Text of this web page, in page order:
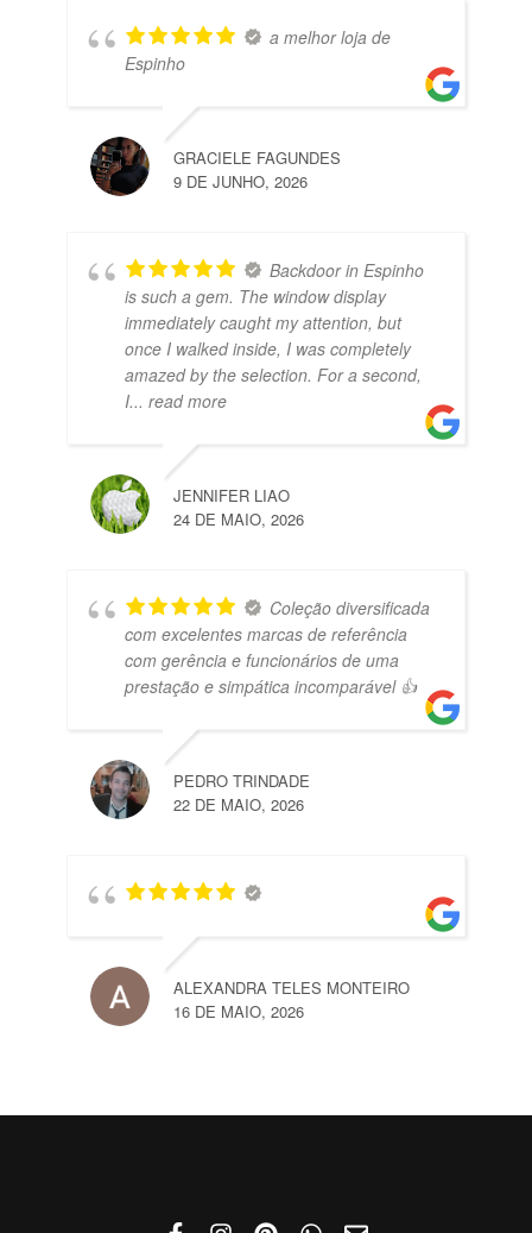
a melhor loja de
Espinho
GRACIELE FAGUNDES
9 DE JUNHO, 2026
Backdoor in Espinho
is such a gem. The window display
immediately caught my attention, but
once I walked inside, I was completely
amazed by the selection. For a second,
I... read more
JENNIFER LIAO
24 DE MAIO, 2026
Coleção diversificada
com excelentes marcas de referência
com gerência e funcionários de uma
prestação e simpática incomparável 👍
PEDRO TRINDADE
22 DE MAIO, 2026
ALEXANDRA TELES MONTEIRO
16 DE MAIO, 2026